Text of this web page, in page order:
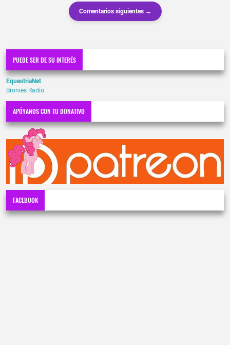
Comentarios siguientes →
PUEDE SER DE SU INTERÉS
EquestriaNet
Bronies Radio
APÓYANOS CON TU DONATIVO
FACEBOOK